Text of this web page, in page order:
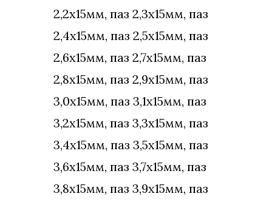
2,2х15мм, паз 2,3х15мм, паз
2,4х15мм, паз 2,5х15мм, паз
2,6х15мм, паз 2,7х15мм, паз
2,8х15мм, паз 2,9х15мм, паз
3,0х15мм, паз 3,1х15мм, паз
3,2х15мм, паз 3,3х15мм, паз
3,4х15мм, паз 3,5х15мм, паз
3,6х15мм, паз 3,7х15мм, паз
3,8х15мм, паз 3,9х15мм, паз